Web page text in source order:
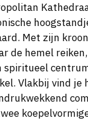
Met zijn
de hemel
spiritueel
Vlakbij vind je